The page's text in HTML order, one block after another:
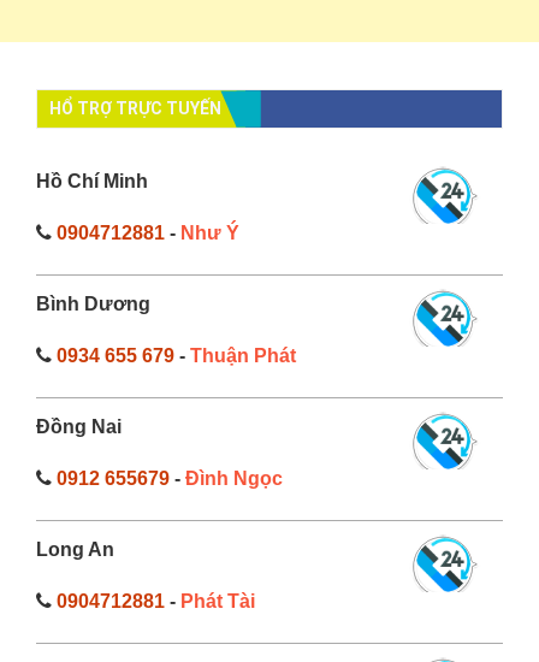
HỔ TRỢ TRỰC TUYẾN
Hồ Chí Minh
0904712881 - Như Ý
Bình Dương
0934 655 679 - Thuận Phát
Đồng Nai
0912 655679 - Đình Ngọc
Long An
0904712881 - Phát Tài